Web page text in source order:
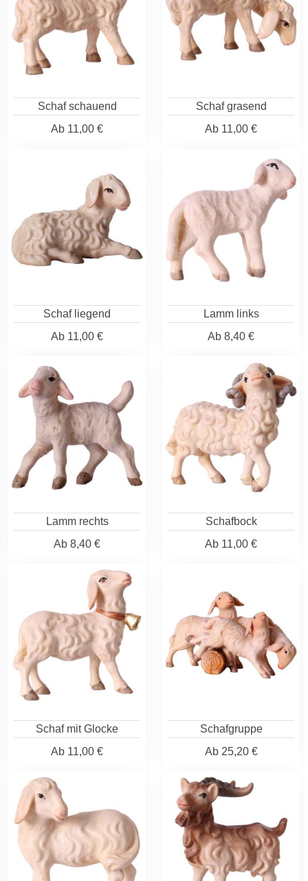
Schaf schauend
Ab 11,00 €
Schaf grasend
Ab 11,00 €
Schaf liegend
Ab 11,00 €
Lamm links
Ab 8,40 €
Lamm rechts
Ab 8,40 €
Schafbock
Ab 11,00 €
Schaf mit Glocke
Ab 11,00 €
Schafgruppe
Ab25,20 €